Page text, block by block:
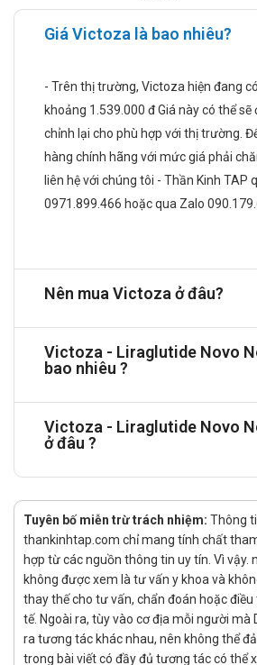
Liều dùng khuyến cáo cho bệnh
Sau đó tùy theo mức độ dung nạp
tăng liều theo hướng dẫn của bác
Victoza 6mg/ml có thể dùng phối
và/hay sulphonylurea.
cơ sở y tế gần nhất để được theo dõi
kịp thời.
Chống chỉ định
Đối tượng mẫn cảm với thành phần
Chống chỉ định với các trường hợp
Tác dụng phụ của Victoza
Rất thường gặp: buồn nôn, tiêu chảy.
Thường gặp: đường hô hấp trên bị
tăng nhịp tim, nôn, giảm sự ngon
huyết, chán ăn, nhức đầu, khó tiêu,
bón, trào ngược dạ dày-thực quản,
hơi, chướng bụng,nổi ban, phản ứng
Giá Victoza là bao nhiêu?
- Trên thị trường, Victoza hiện đang
khoảng 1.539.000 đ Giá này có thể sẽ
chỉnh lại cho phù hợp với thị trường.
hàng chính hãng với mức giá phải
liên hệ với chúng tôi - Thần Kinh TAP
0971.899.466 hoặc qua Zalo
Nên mua Victoza ở đâu?
Victoza - Liraglutide Novo
bao nhiêu ?
Victoza - Liraglutide Novo
ở đâu ?
Tuyên bố miễn trừ trách nhiệm: Thông
thankinhtap.com chỉ mang tính chất
hợp từ các nguồn thông tin uy tín. Vì vậy.
không được xem là tư vấn y khoa và
thay thế cho tư vấn, chẩn đoán hoặc
tế. Ngoài ra, tùy vào cơ địa mỗi người mà
ra tương tác khác nhau, nên không thể
trong bài viết có đầy đủ tương tác có thể